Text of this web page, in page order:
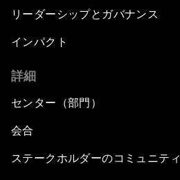
リーダーシップとガバナンス
インパクト
詳細
センター（部門）
会合
ステークホルダーのコミュニティ